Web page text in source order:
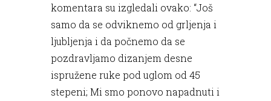
komentara su izgledali ovako: “Još
samo da se odviknemo od grljenja i
ljubljenja i da počnemo da se
pozdravljamo dizanjem desne
ispružene ruke pod uglom od 45
stepeni; Mi smo ponovo napadnuti i